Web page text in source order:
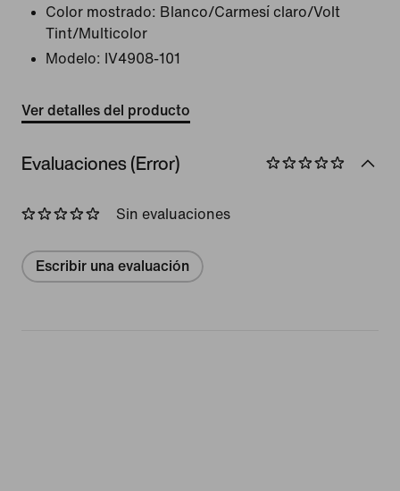
Color mostrado: Blanco/Carmesí claro/Volt
Tint/Multicolor
Modelo: IV4908-101
Ver detalles del producto
Evaluaciones (Error)
Sin evaluaciones
Escribir una evaluación